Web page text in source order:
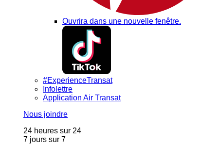
Ouvrira dans une nouvelle fenêtre.
#ExperienceTransat
Infolettre
Application Air Transat
Nous joindre
24 heures sur 24
7 jours sur 7